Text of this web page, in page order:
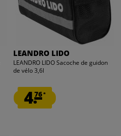
LEANDRO LIDO
LEANDRO LIDO Sacoche de guidon
de vélo 3,6l
4.76*